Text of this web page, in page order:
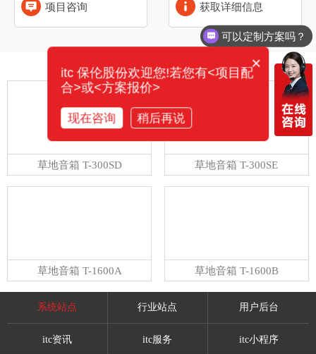
项目咨询 获取详细信息
相关产品
草地音箱 T-300SD 草地音箱 T-300SE
草地音箱 T-1600A 草地音箱 T-1600B
系统站点 行业站点 用户后台
itc资讯 itc服务 itc小程序
可以定制方案吗？
×
itc 保伦股份欢迎您!若您有<项目配
合>或<方案报价>
现在咨询 稍后再说